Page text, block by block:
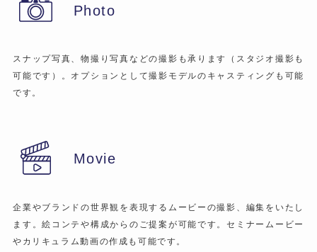
Photo
スナップ写真、物撮り写真などの撮影も承ります（スタジオ撮影も
可能です）。オプションとして撮影モデルのキャスティングも可能
です。
Movie
企業やブランドの世界観を表現するムービーの撮影、編集をいたし
ます。絵コンテや構成からのご提案が可能です。セミナームービー
やカリキュラム動画の作成も可能です。